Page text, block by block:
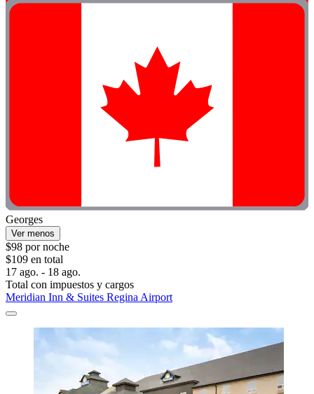
Georges
Ver menos
$98 por noche
$109 en total
17 ago. - 18 ago.
Total con impuestos y cargos
Meridian Inn & Suites Regina Airport